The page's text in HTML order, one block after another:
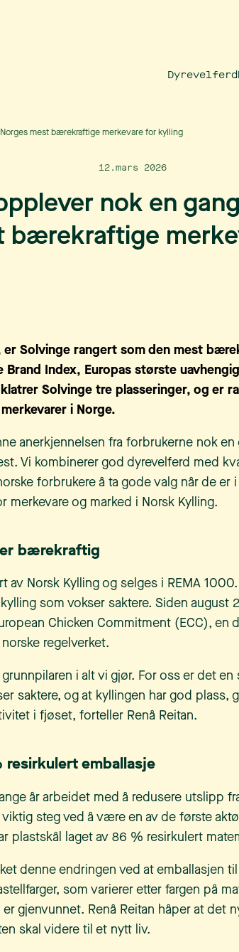
Dyrevelferd
mest bærekraftige merkevare for kylling
12.mars 2026
nok en
bærekraftige
er Solvinge rangert som den mest
Brand Index, Europas største
Solvinge tre plasseringer, og er
i Norge.
anerkjennelsen fra forbrukerne nok en
Vi kombinerer god dyrevelferd med
forbrukere å ta gode valg når de er
merkevare og marked i Norsk Kylling.
bærekraftig
av Norsk Kylling og selges i REMA
som vokser saktere. Siden august
Chicken Commitment (ECC), en
regelverket.
i alt vi gjør. For oss er det
saktere, og at kyllingen har god plass,
i fjøset, forteller Renå Reitan.
resirkulert emballasje
år arbeidet med å redusere utslipp
steg ved å være en av de første
plastskål laget av 86 % resirkulert
denne endringen ved at emballasjen
som varierer etter fargen på
gjenvunnet. Renå Reitan håper at det
skal videre til et nytt liv.